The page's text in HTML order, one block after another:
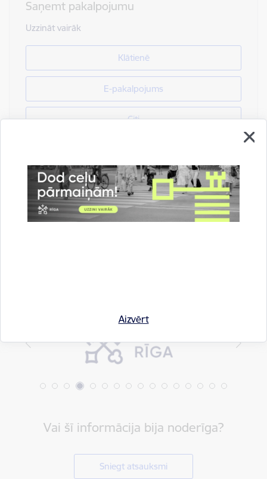
Aizvērt
Saņemt pakalpojumu
Uzzināt vairāk
Klātienē
E-pakalpojums
Citi
Drukāt lapu
Dalīties
Vai šī informācija bija noderīga?
Sniegt atsauksmi